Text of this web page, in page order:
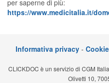
Planner e
Teleconsulto
per saperne di più:
https://www.medicitalia.it/
Informativa privacy -
CLICKDOC è un servizio di CGM
Olivetti 10,